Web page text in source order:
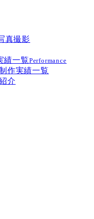
真撮影
績一覧Performance
作実績一覧
介